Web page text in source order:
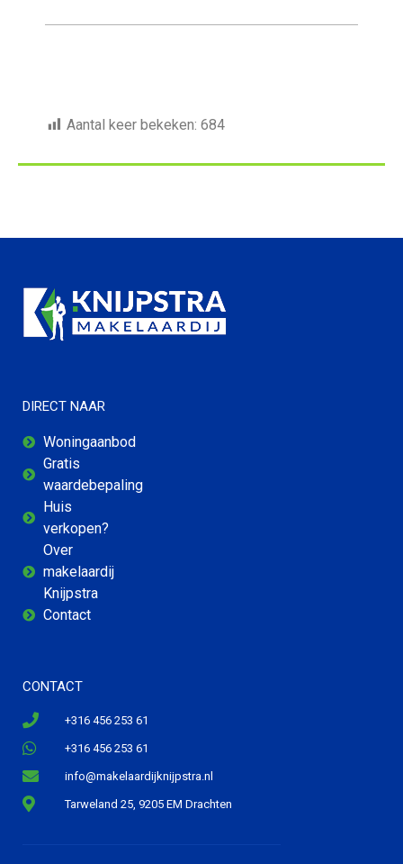
Aantal keer bekeken: 684
DIRECT NAAR
Woningaanbod
Gratis
waardebepaling
Huis
verkopen?
Over
makelaardij
Knijpstra
Contact
CONTACT
+316 456 253 61
+316 456 253 61
info@makelaardijknijpstra.nl
Tarweland 25, 9205 EM Drachten